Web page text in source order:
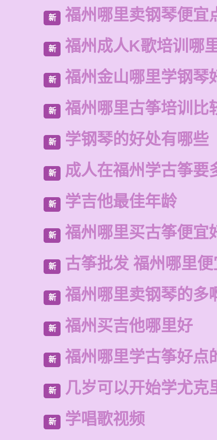
新 福州哪里卖钢琴便宜
新 福州成人K歌培训哪
新 福州金山哪里学钢琴
新 福州哪里古筝培训比
新 学钢琴的好处有哪些
新 成人在福州学古筝要
新 学吉他最佳年龄
新 福州哪里买古筝便宜
新 古筝批发 福州哪里
新 福州哪里卖钢琴的多
新 福州买吉他哪里好
新 福州哪里学古筝好点
新 几岁可以开始学尤克
新 学唱歌视频